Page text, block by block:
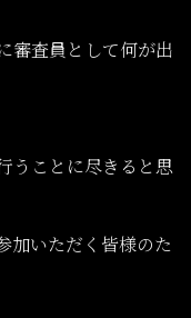
審査員として何が出
うことに尽きると思
加いただく皆様のた